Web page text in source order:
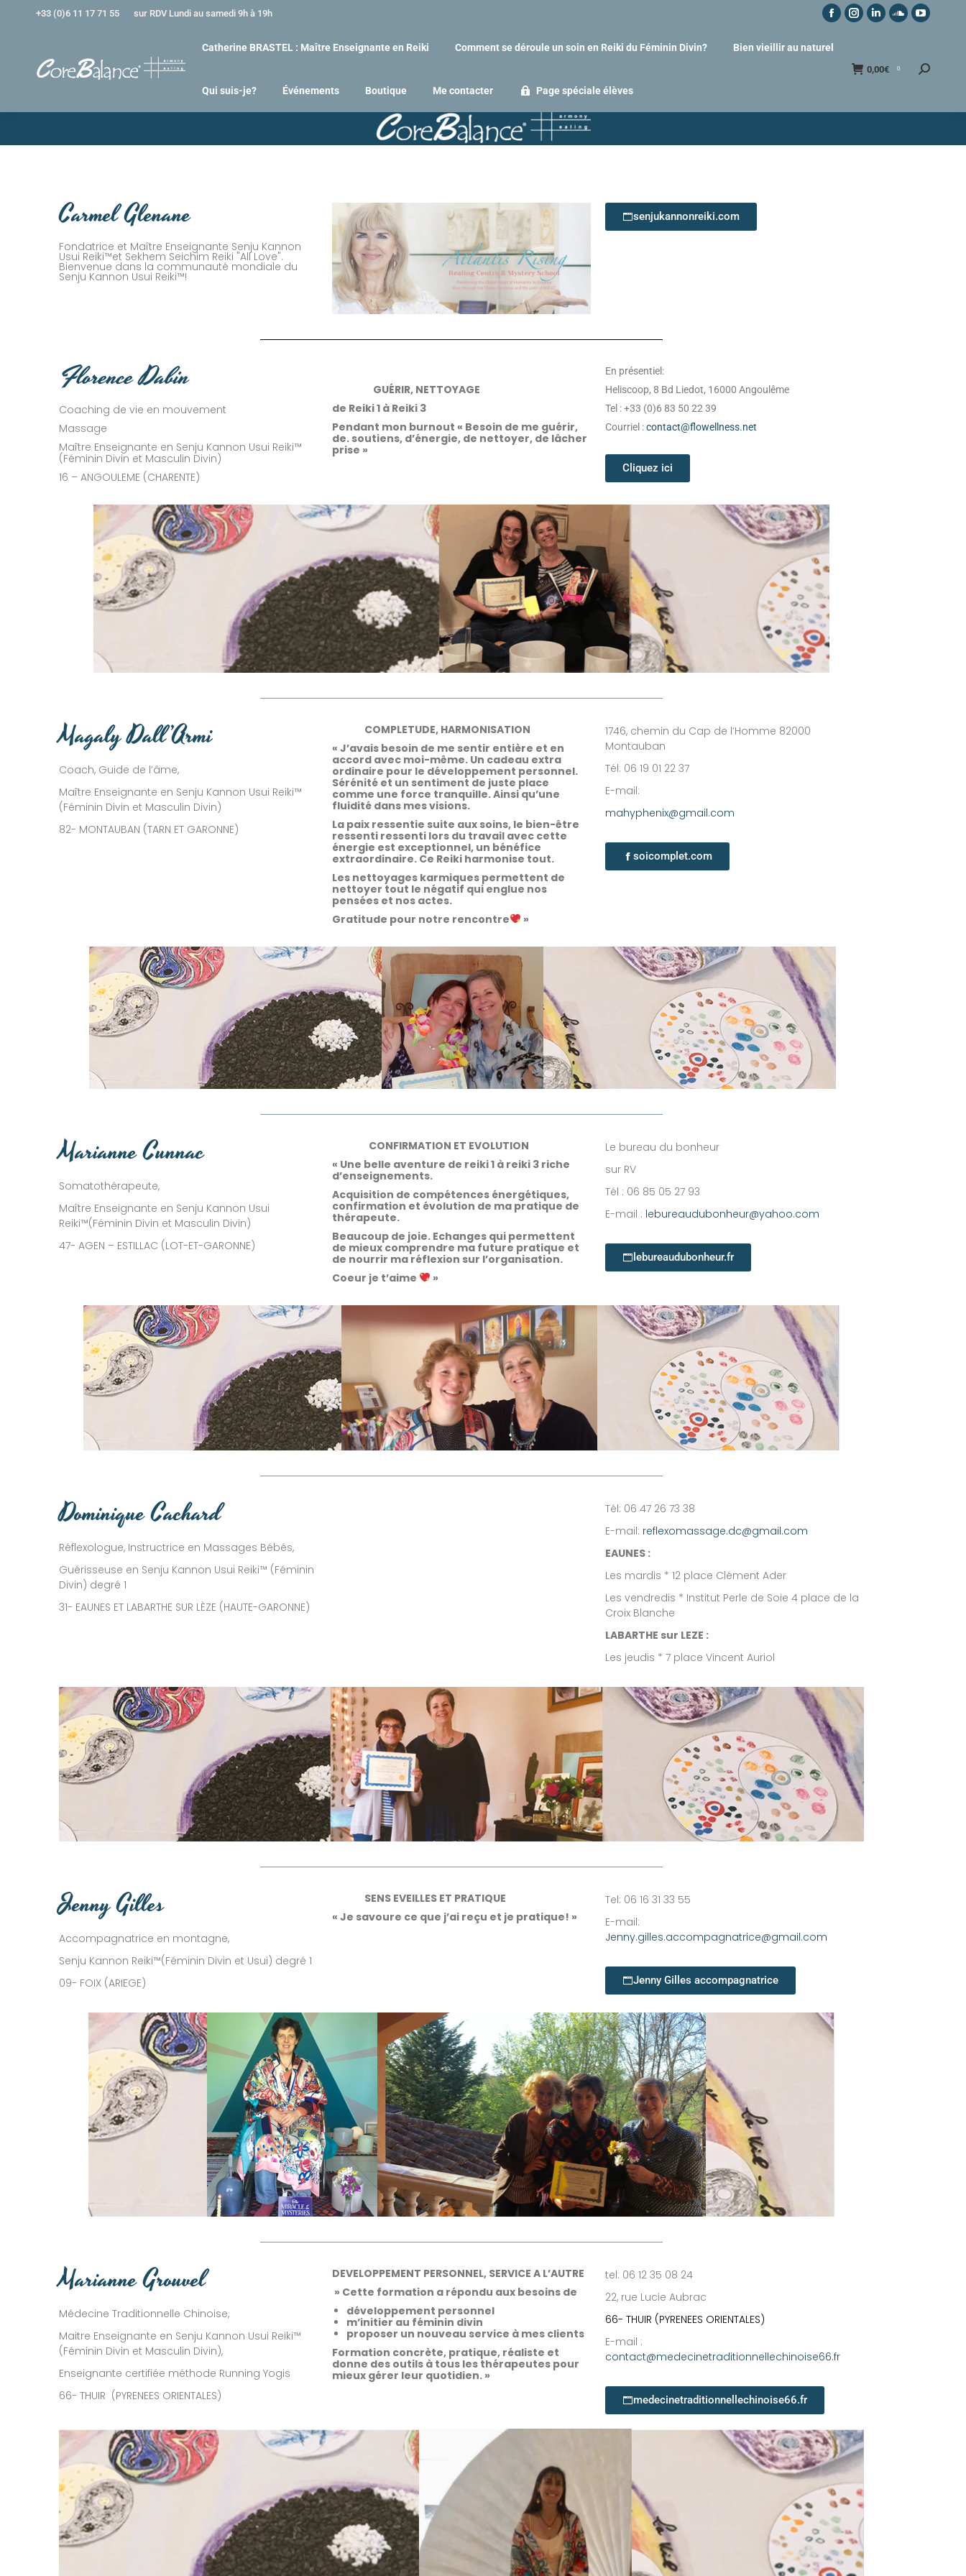
+33 (0)6 11 17 71 55 sur RDV Lundi au samedi 9h à 19h
Catherine BRASTEL : Maître Enseignante en Reiki Comment se déroule un soin en Reiki du Féminin Divin? Bien vieillir au naturel
Qui suis-je? Événements Boutique Me contacter Page spéciale élèves
0,00€ 0
Carmel Glenane
Fondatrice et Maître Enseignante Senju Kannon
Usui Reiki™et Sekhem Seichim Reiki "All Love".
Bienvenue dans la communauté mondiale du
Senju Kannon Usui Reiki™!
senjukannonreiki.com
Florence Dabin
Coaching de vie en mouvement
Massage
Maître Enseignante en Senju Kannon Usui Reiki™
(Féminin Divin et Masculin Divin)
16 – ANGOULEME (CHARENTE)
GUÉRIR, NETTOYAGE
de Reiki 1 à Reiki 3
Pendant mon burnout « Besoin de me guérir,
de. soutiens, d’énergie, de nettoyer, de lâcher
prise »
En présentiel:
Heliscoop, 8 Bd Liedot, 16000 Angoulême
Tel : +33 (0)6 83 50 22 39
Courriel :contact@flowellness.net
Cliquez ici
Magaly Dall’Armi
Coach, Guide de l’âme,
Maître Enseignante en Senju Kannon Usui Reiki™
(Féminin Divin et Masculin Divin)
82- MONTAUBAN (TARN ET GARONNE)
COMPLETUDE, HARMONISATION
« J’avais besoin de me sentir entière et en
accord avec moi-même. Un cadeau extra
ordinaire pour le développement personnel.
Sérénité et un sentiment de juste place
comme une force tranquille. Ainsi qu’une
fluidité dans mes visions.
La paix ressentie suite aux soins, le bien-être
ressenti ressenti lors du travail avec cette
énergie est exceptionnel, un bénéfice
extraordinaire. Ce Reiki harmonise tout.
Les nettoyages karmiques permettent de
nettoyer tout le négatif qui englue nos
pensées et nos actes.
Gratitude pour notre rencontre
»
1746, chemin du Cap de l’Homme 82000
Montauban
Tél: 06 19 01 22 37
E-mail:
mahyphenix@gmail.com
soicomplet.com
Marianne Cunnac
Somatothérapeute,
Maître Enseignante en Senju Kannon Usui
Reiki™(Féminin Divin et Masculin Divin)
47- AGEN – ESTILLAC (LOT-ET-GARONNE)
CONFIRMATION ET EVOLUTION
« Une belle aventure de reiki 1 à reiki 3riche
d’enseignements.
Acquisition de compétences énergétiques,
confirmation et évolution de ma pratique de
thérapeute.
Beaucoup de joie. Echanges qui permettent
de mieux comprendre ma future pratique et
de nourrir ma réflexion sur l’organisation.
Coeur je t’aime
»
Le bureau du bonheur
sur RV
Tél : 06 85 05 27 93
E-mail : lebureaudubonheur@yahoo.com
lebureaudubonheur.fr
Dominique Cachard
Réflexologue, Instructrice en Massages Bébés,
Guérisseuse en Senju Kannon Usui Reiki™ (Féminin
Divin) degré 1
31- EAUNES ET LABARTHE SUR LÈZE (HAUTE-GARONNE)
Tél: 06 47 26 73 38
E-mail: reflexomassage.dc@gmail.com
EAUNES :
Les mardis * 12 place Clément Ader
Les vendredis * Institut Perle de Soie 4 place de la
Croix Blanche
LABARTHE sur LEZE :
Les jeudis * 7 place Vincent Auriol
Jenny Gilles
Accompagnatrice en montagne,
Senju Kannon Reiki™(Féminin Divin et Usui) degré 1
09- FOIX (ARIEGE)
SENS EVEILLES ET PRATIQUE
« Je savoure ce que j’ai reçu et je pratique! »
Tel: 06 16 31 33 55
E-mail:
Jenny.gilles.accompagnatrice@gmail.com
Jenny Gilles accompagnatrice
Marianne Grouvel
Médecine Traditionnelle Chinoise,
Maitre Enseignante en Senju Kannon Usui Reiki™
(Féminin Divin et Masculin Divin),
Enseignante certifiée méthode Running Yogis
66- THUIR (PYRENEES ORIENTALES)
DEVELOPPEMENT PERSONNEL, SERVICE A L’AUTRE
» Cette formation a répondu aux besoins de
développement personnel
m’initier au féminin divin
proposer un nouveau service à mes clients
Formation concrète, pratique, réaliste et
donne des outils à tous les thérapeutes pour
mieux gérer leur quotidien. »
tel: 06 12 35 08 24
22, rue Lucie Aubrac
66- THUIR (PYRENEES ORIENTALES)
E-mail :
contact@medecinetraditionnellechinoise66.fr
medecinetraditionnellechinoise66.fr